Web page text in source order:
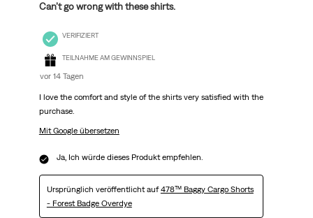
Can’t go wrong with these shirts.
VERIFIZIERT
TEILNAHME AM GEWINNSPIEL
vor 14 Tagen
I love the comfort and style of the shirts very satisfied with the
purchase.
Mit Google übersetzen
Ja, Ich würde dieses Produkt empfehlen.
Ursprünglich veröffentlicht auf478™ Baggy Cargo Shorts
- Forest Badge Overdye